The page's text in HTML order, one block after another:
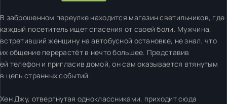
В заброшенном переулке находится магазин светильников, где
каждый посетитель ищет спасения от своей боли. Мужчина,
встретивший женщину на автобусной остановке, не знал, что
их общение перерастёт в нечто большее. Представив
ей телефон и пригласив домой, он сам оказывается втянутым
в цепь странных событий.
Хен Джу, отвергнутая одноклассниками, приходит сюда